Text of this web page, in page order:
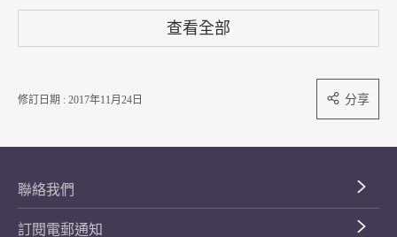
查看全部
修訂日期 : 2017年11月24日 分享
聯絡我們
訂閱電郵通知